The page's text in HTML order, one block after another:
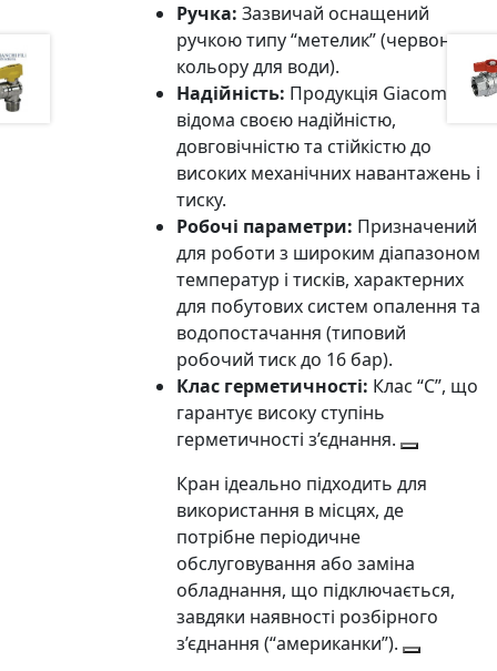
Ручка: Зазвичай оснащений
ручкою типу “метелик” (червоного
кольору для води).
Надійність: Продукція Giacomini
відома своєю надійністю,
довговічністю та стійкістю до
високих механічних навантажень і
тиску.
Робочі параметри: Призначений
для роботи з широким діапазоном
температур і тисків, характерних
для побутових систем опалення та
водопостачання (типовий
робочий тиск до 16 бар).
Клас герметичності: Клас “С”, що
гарантує високу ступінь
герметичності з’єднання.
Кран ідеально підходить для
використання в місцях, де
потрібне періодичне
обслуговування або заміна
обладнання, що підключається,
завдяки наявності розбірного
з’єднання (“американки”).